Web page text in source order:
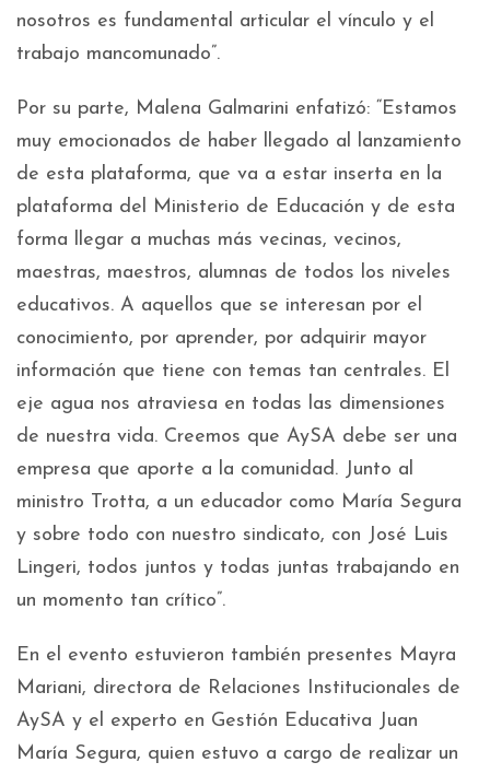
nosotros es fundamental articular el vínculo y el
trabajo mancomunado”.
Por su parte, Malena Galmarini enfatizó: “Estamos
muy emocionados de haber llegado al lanzamiento
de esta plataforma, que va a estar inserta en la
plataforma del Ministerio de Educación y de esta
forma llegar a muchas más vecinas, vecinos,
maestras, maestros, alumnas de todos los niveles
educativos. A aquellos que se interesan por el
conocimiento, por aprender, por adquirir mayor
información que tiene con temas tan centrales. El
eje agua nos atraviesa en todas las dimensiones
de nuestra vida. Creemos que AySA debe ser una
empresa que aporte a la comunidad. Junto al
ministro Trotta, a un educador como María Segura
y sobre todo con nuestro sindicato, con José Luis
Lingeri, todos juntos y todas juntas trabajando en
un momento tan crítico”.
En el evento estuvieron también presentes Mayra
Mariani, directora de Relaciones Institucionales de
AySA y el experto en Gestión Educativa Juan
María Segura, quien estuvo a cargo de realizar un